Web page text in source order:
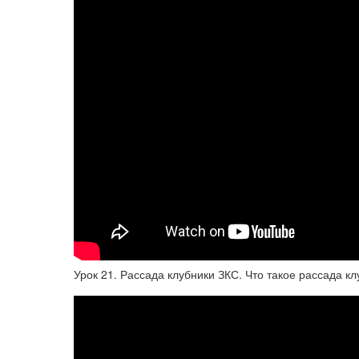
Урок 21. Рассада клубники ЗКС. Что такое рассада